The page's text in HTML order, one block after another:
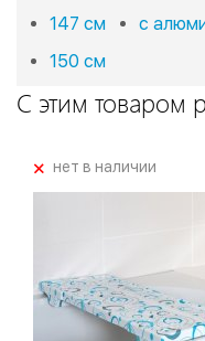
147 см с
150 см
С этим товаром
+нет в наличии